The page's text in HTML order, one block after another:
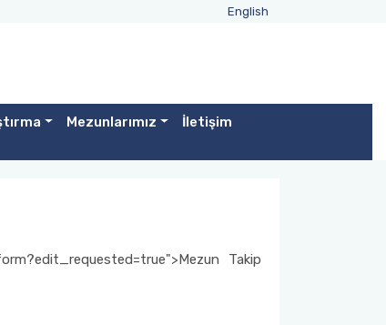
English
Mezunlarımız İletişim
Takip